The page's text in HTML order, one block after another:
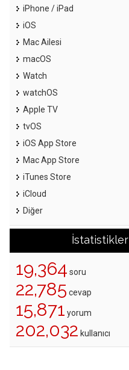
iPhone / iPad
iOS
Mac Ailesi
macOS
Watch
watchOS
Apple TV
tvOS
iOS App Store
Mac App Store
iTunes Store
iCloud
Diğer
İstatistikler
19,364 soru
22,785 cevap
15,871 yorum
202,032 kullanıcı